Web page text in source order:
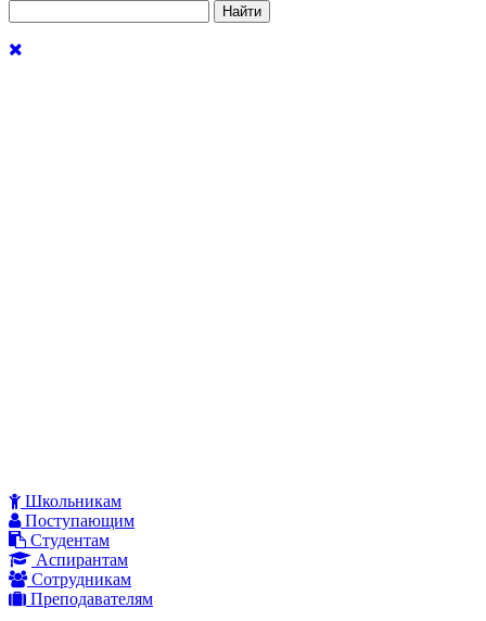
Школьникам
Поступающим
Студентам
Аспирантам
Сотрудникам
Преподавателям